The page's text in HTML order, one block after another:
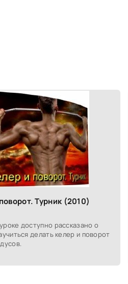
Турник (2010)
доступно рассказано о
делать келер и поворот